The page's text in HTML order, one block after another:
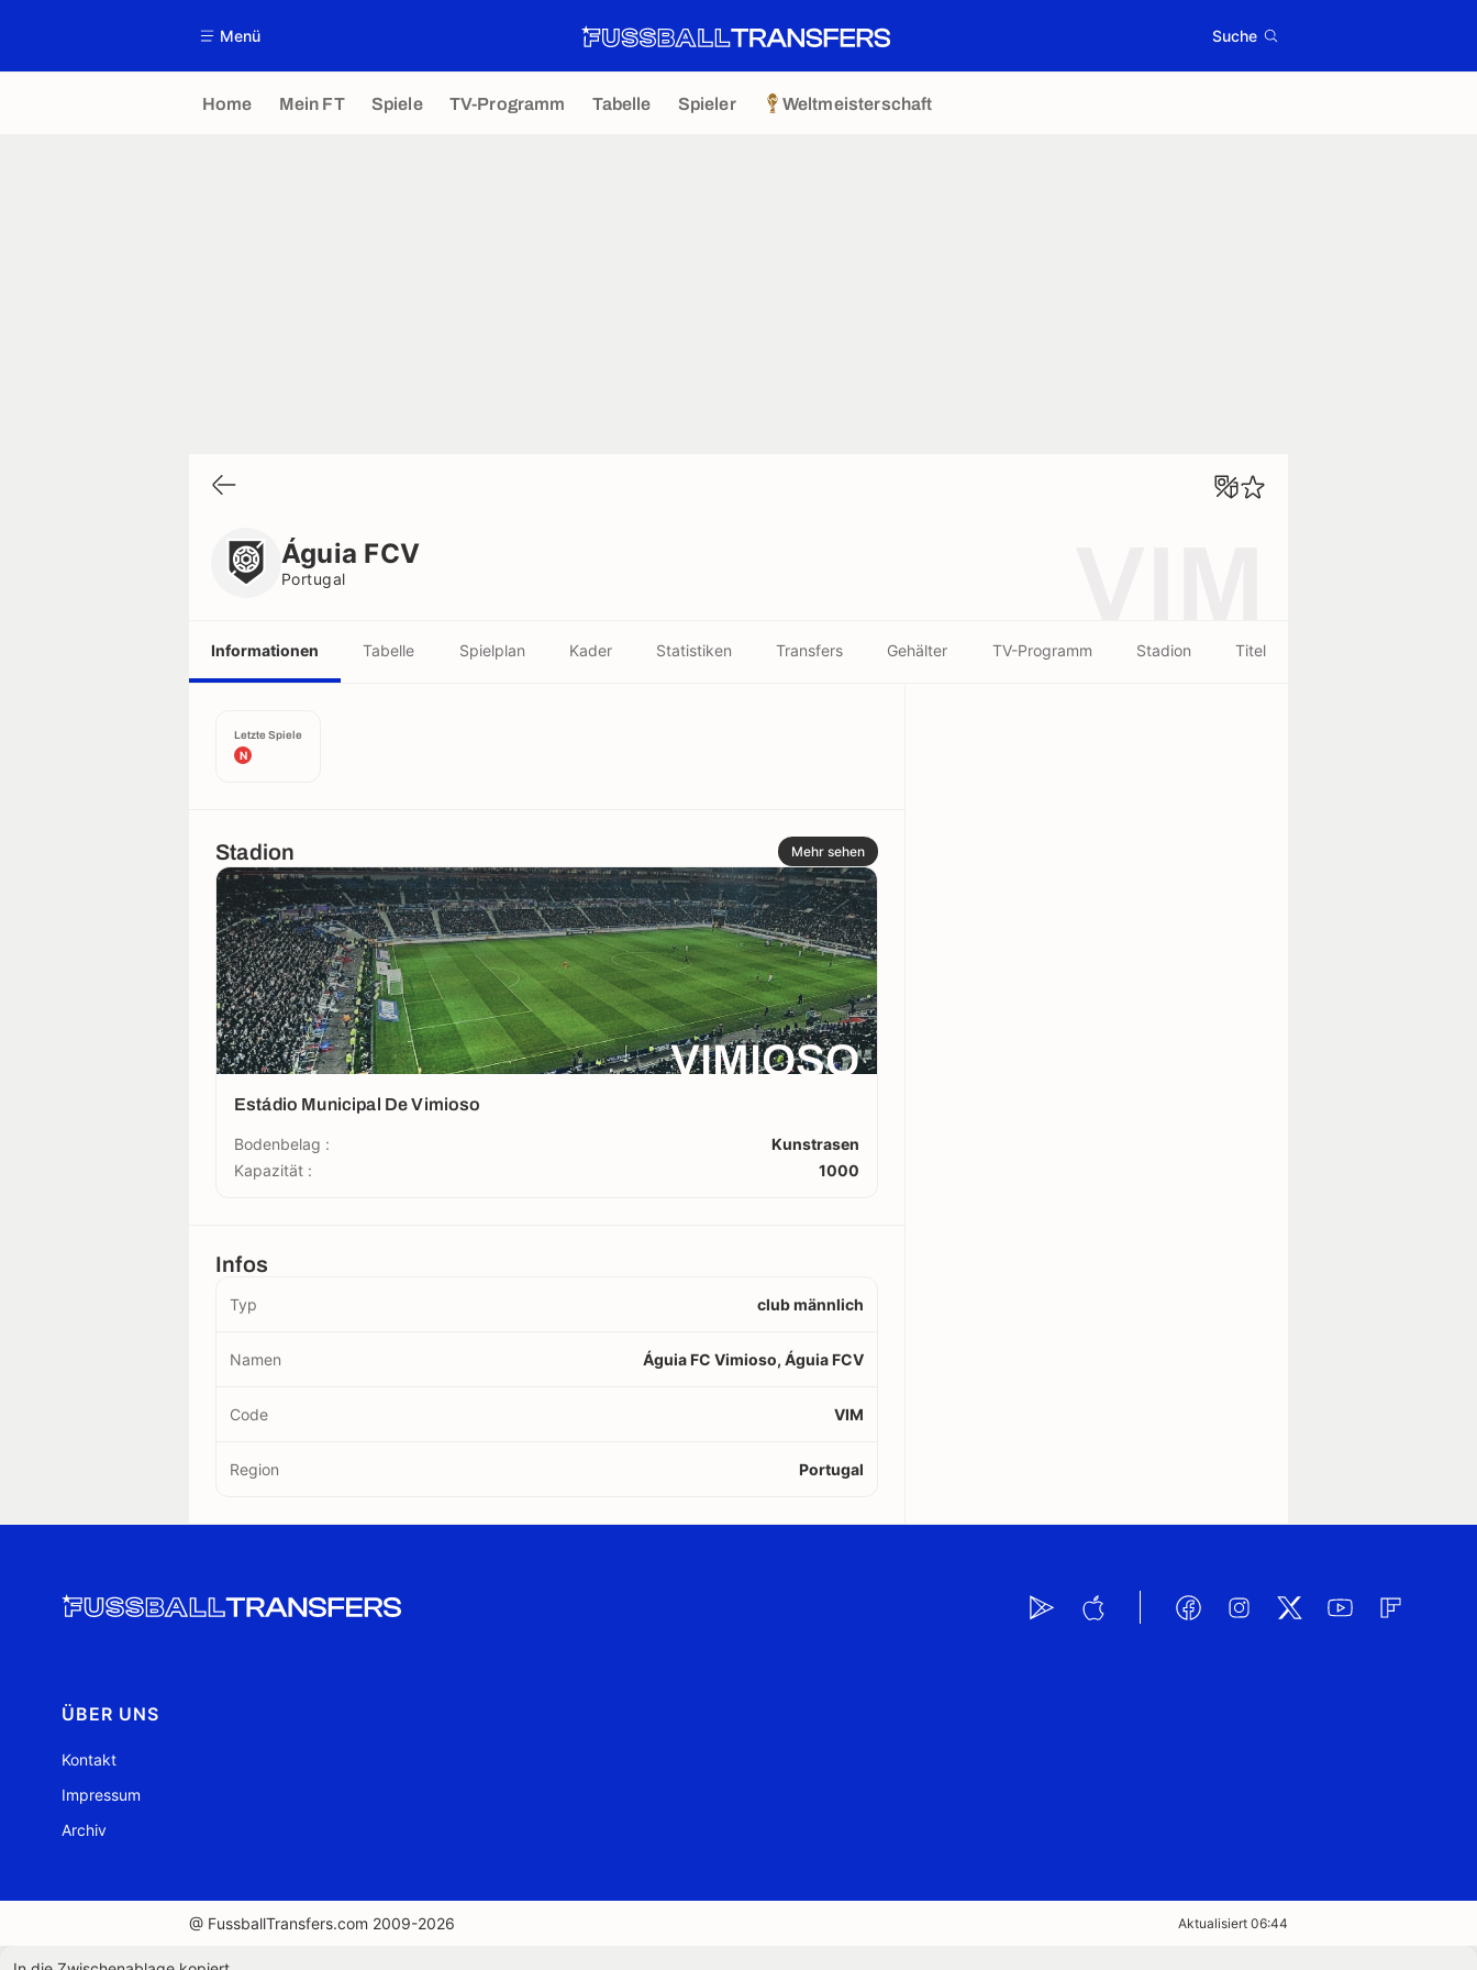
Menü Suche
Home Mein FT Spiele TV-Programm Tabelle Spieler Weltmeisterschaft
Águia FCV
Portugal
Informationen Tabelle Spielplan Kader Statistiken Transfers Gehälter TV-Programm Stadion Titel
Letzte Spiele
N
Stadion Mehr sehen
VIMIOSO
Estádio Municipal De Vimioso
Bodenbelag :
Kunstrasen
Kapazität :
1000
Infos
Typ club männlich
Namen Águia FC Vimioso, Águia FCV
Code VIM
Region Portugal
ÜBER UNS
Kontakt
Impressum
Archiv
@ FussballTransfers.com 2009-2026 Aktualisiert 06:44